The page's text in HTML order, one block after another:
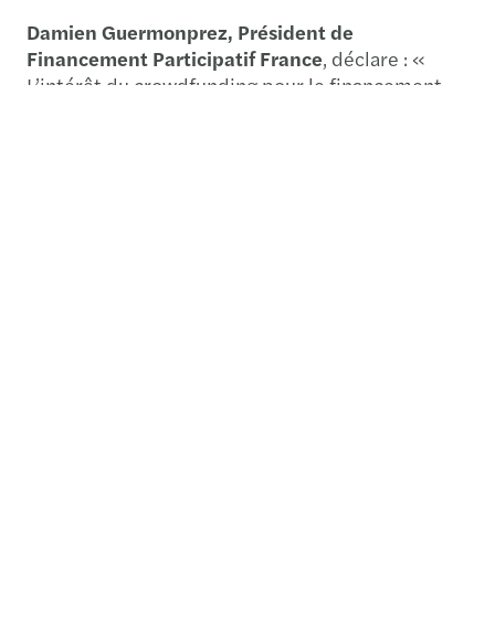
Damien Guermonprez, Président de
Financement Participatif France, déclare : «
L’intérêt du crowdfunding pour le financement